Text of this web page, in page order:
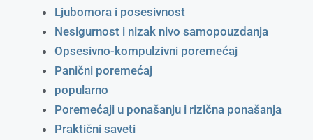
Ljubomora i posesivnost
Nesigurnost i nizak nivo samopouzdanja
Opsesivno-kompulzivni poremećaj
Panični poremećaj
popularno
Poremećaji u ponašanju i rizična ponašanja
Praktični saveti